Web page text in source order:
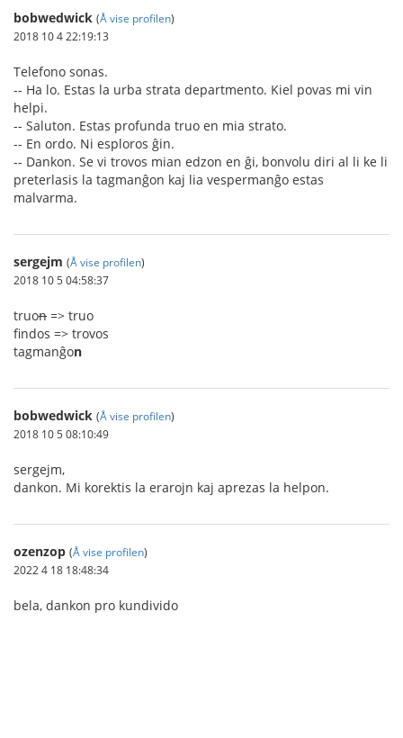
bobwedwick (Å vise profilen)
2018 10 4 22:19:13
Telefono sonas.
-- Ha lo. Estas la urba strata departmento. Kiel povas mi vin
helpi.
-- Saluton. Estas profunda truo en mia strato.
-- En ordo. Ni esploros ĝin.
-- Dankon. Se vi trovos mian edzon en ĝi, bonvolu diri al li ke li
preterlasis la tagmanĝon kaj lia vespermanĝo estas
malvarma.
sergejm (Å vise profilen)
2018 10 5 04:58:37
truon => truo
findos => trovos
tagmanĝon
bobwedwick (Å vise profilen)
2018 10 5 08:10:49
sergejm,
dankon. Mi korektis la erarojn kaj aprezas la helpon.
ozenzop (Å vise profilen)
2022 4 18 18:48:34
bela, dankon pro kundivido